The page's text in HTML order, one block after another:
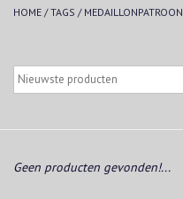
Cadeaubon
HOME /TAGS / MEDAILLONPATROON
Geen producten gevonden!...